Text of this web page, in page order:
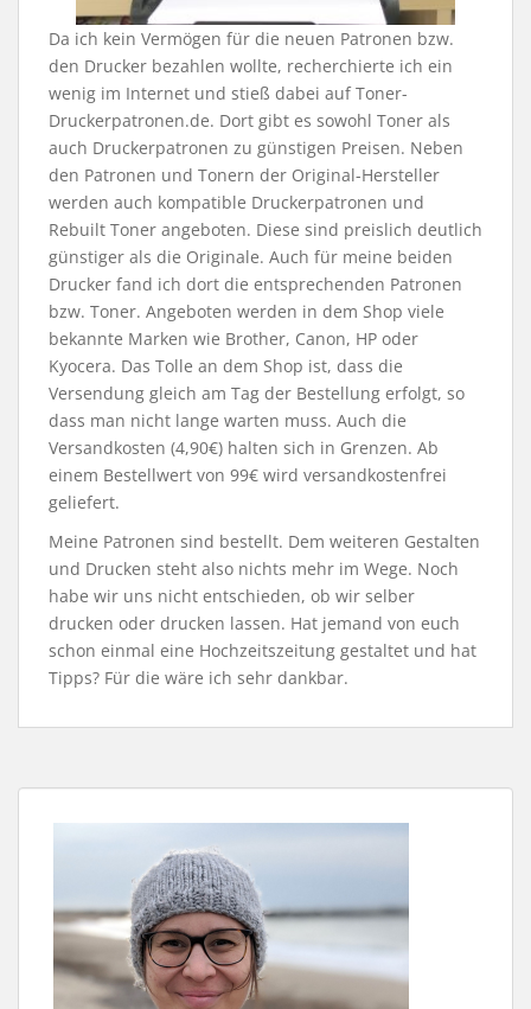
Da ich kein Vermögen für die neuen Patronen bzw.
den Drucker bezahlen wollte, recherchierte ich ein
wenig im Internet und stieß dabei auf Toner-
Druckerpatronen.de. Dort gibt es sowohl Toner als
auch Druckerpatronen zu günstigen Preisen. Neben
den Patronen und Tonern der Original-Hersteller
werden auch kompatible Druckerpatronen und
Rebuilt Toner angeboten. Diese sind preislich deutlich
günstiger als die Originale. Auch für meine beiden
Drucker fand ich dort die entsprechenden Patronen
bzw. Toner. Angeboten werden in dem Shop viele
bekannte Marken wie Brother, Canon, HP oder
Kyocera. Das Tolle an dem Shop ist, dass die
Versendung gleich am Tag der Bestellung erfolgt, so
dass man nicht lange warten muss. Auch die
Versandkosten (4,90€) halten sich in Grenzen. Ab
einem Bestellwert von 99€ wird versandkostenfrei
geliefert.
Meine Patronen sind bestellt. Dem weiteren Gestalten
und Drucken steht also nichts mehr im Wege. Noch
habe wir uns nicht entschieden, ob wir selber
drucken oder drucken lassen. Hat jemand von euch
schon einmal eine Hochzeitszeitung gestaltet und hat
Tipps? Für die wäre ich sehr dankbar.